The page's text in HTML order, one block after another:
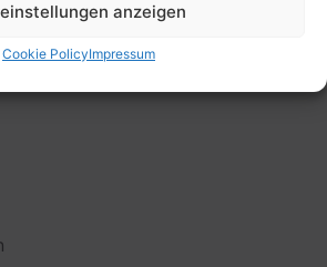
anzeigen
Cookie PolicyImpressum
Filter